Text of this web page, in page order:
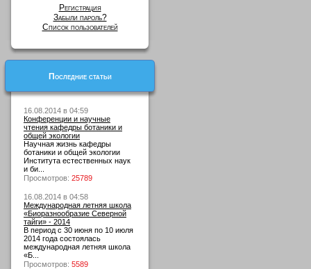
Регистрация
Забыли пароль?
Список пользователей
Последние статьи
16.08.2014 в 04:59
Конференции и научные
чтения кафедры ботаники и
общей экологии
Научная жизнь кафедры
ботаники и общей экологии
Института естественных наук
и би...
Просмотров: 25789
16.08.2014 в 04:58
Международная летняя школа
«Биоразнообразие Северной
тайги» - 2014
В период с 30 июня по 10 июля
2014 года состоялась
международная летняя школа
«Б...
Просмотров: 5589